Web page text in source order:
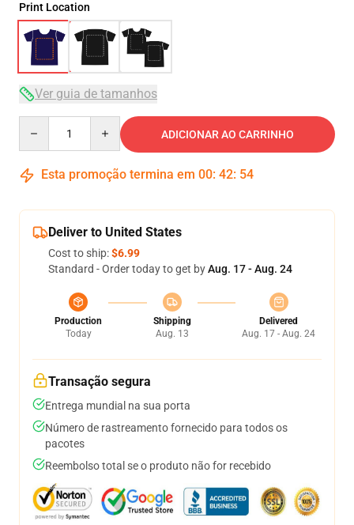
Print Location
Ver guia de tamanhos
ADICIONAR AO CARRINHO
Esta promoção termina em 00: 42: 54
Deliver to United States
Cost to ship:$6.99
Standard - Order today to get byAug. 17 - Aug. 24
Production
Today
Shipping
Aug. 13
Delivered
Aug. 17 - Aug. 24
Transação segura
Entrega mundial na sua porta
Número de rastreamento fornecido para todos os
pacotes
Reembolso total se o produto não for recebido